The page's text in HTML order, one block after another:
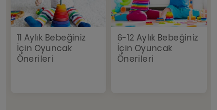
11 Aylık Bebeğiniz
İçin Oyuncak
Önerileri
6-12 Aylık Bebeğiniz
İçin Oyuncak
Önerileri